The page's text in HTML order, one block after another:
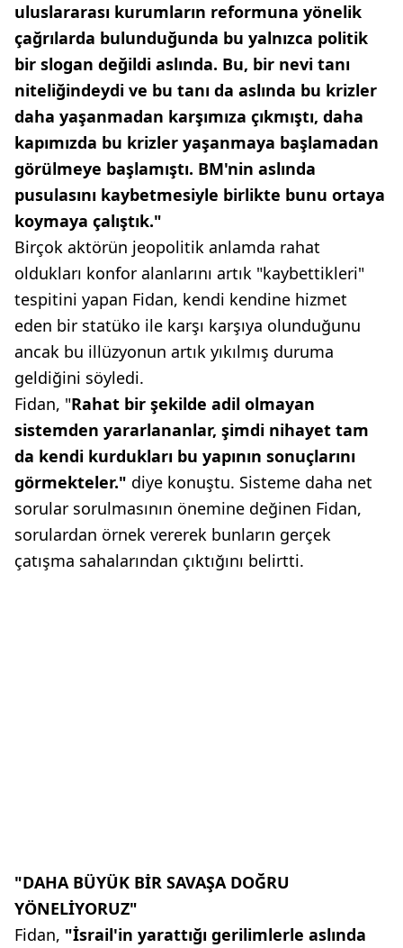
uluslararası kurumların reformuna yönelik
çağrılarda bulunduğunda bu yalnızca politik
bir slogan değildi aslında. Bu, bir nevi tanı
niteliğindeydi ve bu tanı da aslında bu krizler
daha yaşanmadan karşımıza çıkmıştı, daha
kapımızda bu krizler yaşanmaya başlamadan
görülmeye başlamıştı. BM'nin aslında
pusulasını kaybetmesiyle birlikte bunu ortaya
koymaya çalıştık."
Birçok aktörün jeopolitik anlamda rahat
oldukları konfor alanlarını artık "kaybettikleri"
tespitini yapan Fidan, kendi kendine hizmet
eden bir statüko ile karşı karşıya olunduğunu
ancak bu illüzyonun artık yıkılmış duruma
geldiğini söyledi.
Fidan, "Rahat bir şekilde adil olmayan
sistemden yararlananlar, şimdi nihayet tam
da kendi kurdukları bu yapının sonuçlarını
görmekteler." diye konuştu. Sisteme daha net
sorular sorulmasının önemine değinen Fidan,
sorulardan örnek vererek bunların gerçek
çatışma sahalarından çıktığını belirtti.
"DAHA BÜYÜK BİR SAVAŞA DOĞRU
YÖNELİYORUZ"
Fidan, "İsrail'in yarattığı gerilimlerle aslında